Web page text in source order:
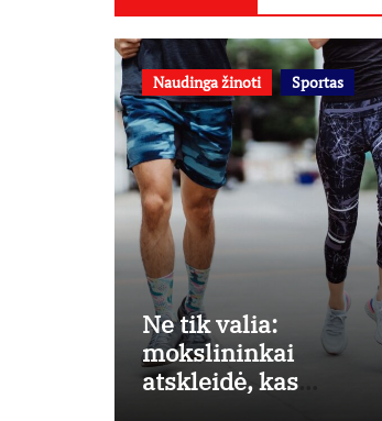
Naudinga žinoti Sportas
Ne tik valia:
mokslininkai
atskleidė, kas